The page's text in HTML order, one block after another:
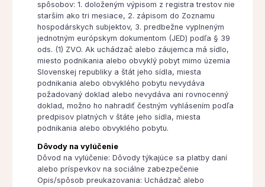
spôsobov: 1. doloženým výpisom z registra trestov nie
starším ako tri mesiace, 2. zápisom do Zoznamu
hospodárskych subjektov, 3. predbežne vyplneným
jednotným európskym dokumentom (JED) podľa § 39
ods. (1) ZVO. Ak uchádzač alebo záujemca má sídlo,
miesto podnikania alebo obvyklý pobyt mimo územia
Slovenskej republiky a štát jeho sídla, miesta
podnikania alebo obvyklého pobytu nevydáva
požadovaný doklad alebo nevydáva ani rovnocenný
doklad, možno ho nahradiť čestným vyhlásením podľa
predpisov platných v štáte jeho sídla, miesta
podnikania alebo obvyklého pobytu.
Dôvody na vylúčenie
Dôvod na vylúčenie: Dôvody týkajúce sa platby daní
alebo príspevkov na sociálne zabezpečenie
Opis/spôsob preukazovania: Uchádzač alebo